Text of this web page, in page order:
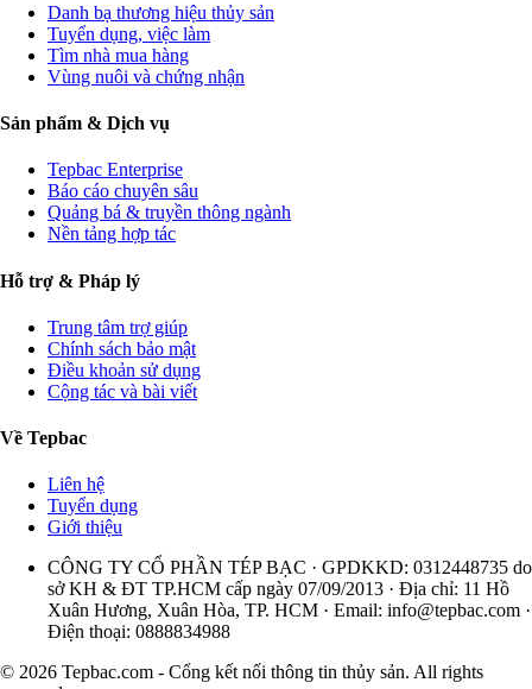
Danh bạ thương hiệu thủy sản
Tuyển dụng, việc làm
Tìm nhà mua hàng
Vùng nuôi và chứng nhận
Sản phẩm & Dịch vụ
Tepbac Enterprise
Báo cáo chuyên sâu
Quảng bá & truyền thông ngành
Nền tảng hợp tác
Hỗ trợ & Pháp lý
Trung tâm trợ giúp
Chính sách bảo mật
Điều khoản sử dụng
Cộng tác và bài viết
Về Tepbac
Liên hệ
Tuyển dụng
Giới thiệu
CÔNG TY CỔ PHẦN TÉP BẠC · GPDKKD: 0312448735 do
sở KH & ĐT TP.HCM cấp ngày 07/09/2013 · Địa chỉ: 11 Hồ
Xuân Hương, Xuân Hòa, TP. HCM · Email: info@tepbac.com ·
Điện thoại: 0888834988
© 2026 Tepbac.com - Cổng kết nối thông tin thủy sản. All rights